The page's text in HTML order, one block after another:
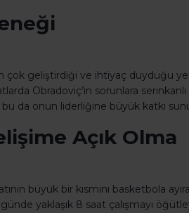
çok geliştirdiği ve ihtiyaç duyduğu
Obradoviç’in sorunlara
da onun liderliğine büyük katkı
Açık Olma
büyük bir kısmını basketbola
yaklaşık 8 saat çalışmayı